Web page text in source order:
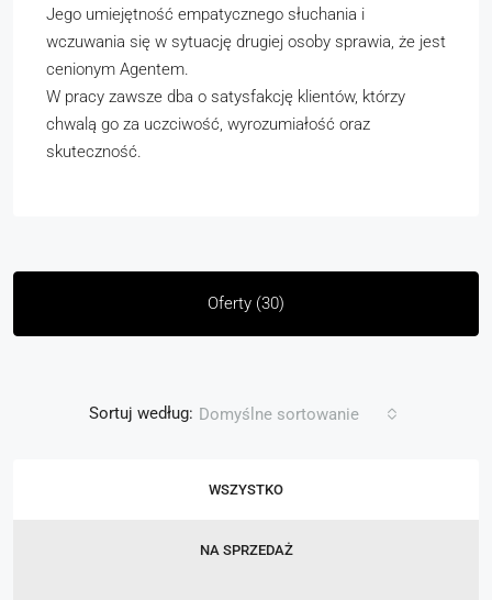
Jego umiejętność empatycznego słuchania i
wczuwania się w sytuację drugiej osoby sprawia, że jest
cenionym Agentem.
W pracy zawsze dba o satysfakcję klientów, którzy
chwalą go za uczciwość, wyrozumiałość oraz
skuteczność.
Oferty (30)
WSZYSTKO
NA SPRZEDAŻ
Sortuj według: Domyślne sortowanie